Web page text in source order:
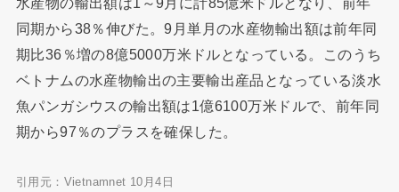
同期から38％伸びた。9月単月の水産物輸出額は前年同
期比36％増の8億5000万米ドルとなっている。このうち
ベトナムの水産物輸出の主要輸出産品となっている淡水
魚パンガシウスの輸出額は1億6100万米ドルで、前年同
期から97％のプラスを確保した。
引用元：Vietnamnet 10月4日